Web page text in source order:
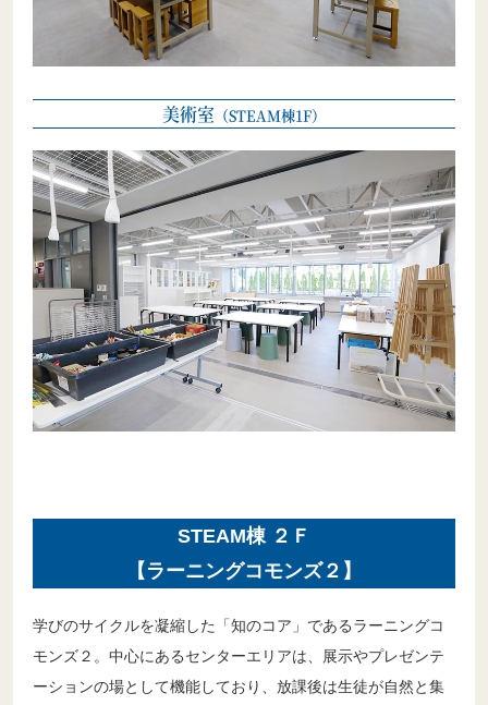
美術室（STEAM棟1F）
STEAM棟 ２Ｆ
【ラーニングコモンズ２】
学びのサイクルを凝縮した「知のコア」であるラーニングコ
モンズ２。中心にあるセンターエリアは、展示やプレゼンテ
ーションの場として機能しており、放課後は生徒が自然と集